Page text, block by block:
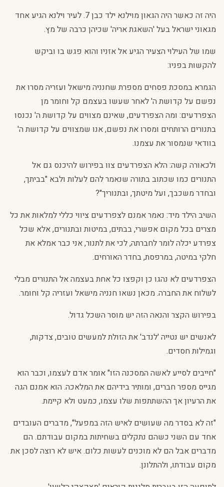
היה זה כאשר היה הגאון מוילנא ילד כבן 7. לעיר וילנא הגיע אחד
מגאוני ישראל בעל 'השאגת אריה' שכיהן כרבה של מץ.
שמו של העילוי הצעיר הגיע אל אזניו והוא פגש בו וביקש
להקשות בפניו:
הגמרא במסכת פסחים מספרת שחנניה מישאל ועזריה מסרו את
נפשם על קדושת ה' לאחר שעשו בעצמם קל וחומר מן
הצפרדעים: ומה הצפרדעים, שאינם מצווים על קדושת ה' נכנסו
בתנורים הרותחים ומסרו את נפשם, אנו שמצווים על קדושת ה'
בוודאי שנמסור את עצמנו.
ולכאורה קשה: הלא הצפרדעים צוו בפירוש להיכנס גם אל
התנורים כמו שכתוב בתורה שנאמר להם לעלות ולבא "בביתך,
ובחדר משכבך, ועל מיטתך, ובתנוריך"?
השיב הילד מיד: נאמר אמנם לצפרדעים ציווי כללי למלאות את כל
מצרים בכל מקום אפשרי, בבתים, במיטות ובתנורים, אלא שכל
צפרדע יכלה לומר לחברתה, לכי את לתנור, אני כבר אמלא את
חלקי במיטה, במרפסת, בחדר האורחים.
הצפרדעים לא נהגו כן וקפצו כל אחת בעצמה אל התנורים מבלי
לשלוח את החברה. מכאן נשאו חנניה מישאל ועזריה קל וחומר.
בפירוש הקצר והנאה הזה יש מוסר השכל גדול.
לאנשים יש נטייה 'לנדב' את הזולת למעשים טובים, צדקות,
וגמילות חסדים.
"חייבים לסייע לאשה המסכנה הזו" אומר אדם לעצמו, וכבר הוא
מגייס מספר חברים, ומותיר בידיהם את המלאכה. הוא אמנם הגה
את הרעיון אך ההשתתפות שלו עצמו, כמעט ולא קיימת.
"זה לא בסדר מה שעושים לאיש הזה במפעל", מדברים העובדים
אחד עם השני כשהם נתקלים בשחיתות במקום עבודתם. הם
מדברים אבל הם לא מוכנים לעשות כלום. איש לא רוצה לסכן את
מקום עבודתו, ולהתלונן.